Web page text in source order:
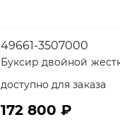
49661-3507000
Буксир двойной
доступно для заказа
172 800 ₽